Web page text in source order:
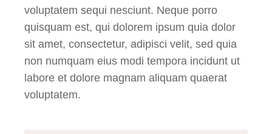
voluptatem sequi nesciunt. Neque porro
quisquam est, qui dolorem ipsum quia dolor
sit amet, consectetur, adipisci velit, sed quia
non numquam eius modi tempora incidunt ut
labore et dolore magnam aliquam quaerat
voluptatem.